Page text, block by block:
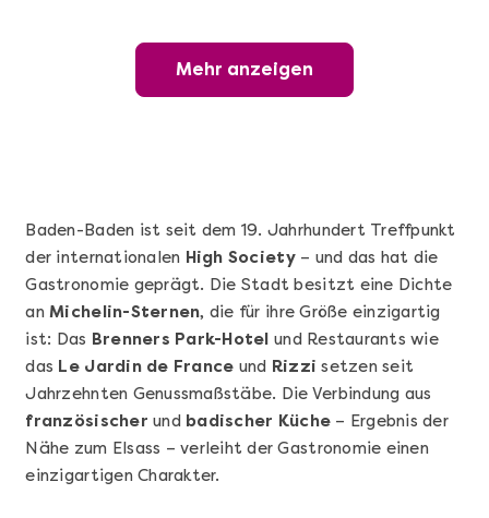
Die beste Pizza@Home
Mehr anzeigen
Sushi Selber Machen - DIY-Set
Mehr anzeigen
Baden-Baden ist seit dem 19. Jahrhundert Treffpunkt
der internationalen High Society– und das hat die
Gastronomie geprägt. Die Stadt besitzt eine Dichte
anMichelin-Sternen, die für ihre Größe einzigartig
ist: Das Brenners Park-Hotel und Restaurants wie
das Le Jardin de France und Rizzi setzen seit
Jahrzehnten Genussmaßstäbe. Die Verbindung aus
französischer und badischer Küche – Ergebnis der
Nähe zum Elsass – verleiht der Gastronomie einen
einzigartigen Charakter.